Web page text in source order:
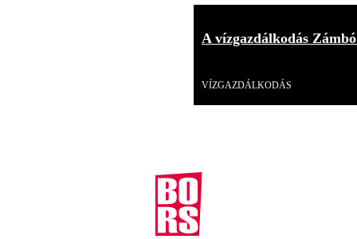
A vízgazdálkodás
VÍZGAZDÁLKODÁS